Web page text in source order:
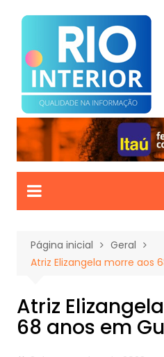
para
conteúdo
Página inicial
Geral
Atriz Elizangela morre aos
Atriz
68 anos em